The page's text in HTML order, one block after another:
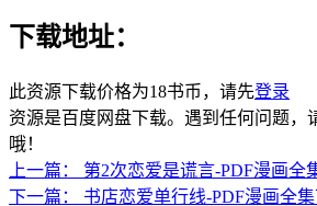
下载地址：
此资源下载价格为18书币，请先登录
资源是百度网盘下载。遇到任何问题，
哦！
上一篇：
第2次恋爱是谎言-PDF漫画全
下一篇：
书店恋爱单行线-PDF漫画全